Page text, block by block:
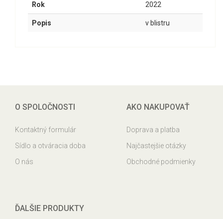
Rok 2022
Popis v blistru
O SPOLOČNOSTI
Kontaktný formulár
Sídlo a otváracia doba
O nás
AKO NAKUPOVAŤ
Doprava a platba
Najčastejšie otázky
Obchodné podmienky
ĎALŠIE PRODUKTY